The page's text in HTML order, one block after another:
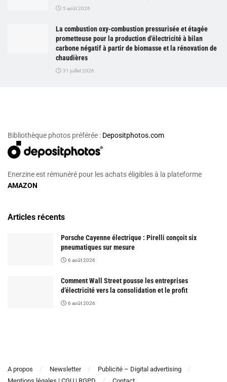
5 août 2026
La combustion oxy-combustion pressurisée et étagée
prometteuse pour la production d’électricité à bilan
carbone négatif à partir de biomasse et la rénovation de
chaudières
31 juillet 2026
Bibliothèque photos préférée : Depositphotos.com
Enerzine est rémunéré pour les achats éligibles à la plateforme
AMAZON
Articles récents
Porsche Cayenne électrique : Pirelli conçoit six
pneumatiques sur mesure
6 août 2026
Comment Wall Street pousse les entreprises
d’électricité vers la consolidation et le profit
6 août 2026
A propos Newsletter
Publicité – Digital advertising